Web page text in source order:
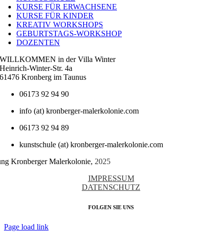
KURSE FÜR ERWACHSENE
KURSE FÜR KINDER
KREATIV WORKSHOPS
GEBURTSTAGS-WORKSHOP
DOZENTEN
WILLKOMMEN in der Villa Winter
Heinrich-Winter-Str. 4a
61476 Kronberg im Taunus
06173 92 94 90
info (at) kronberger-malerkolonie.com
06173 92 94 89
kunstschule (at) kronberger-malerkolonie.com
Kronberger Malerkolonie, 2025
IMPRESSUM
DATENSCHUTZ
FOLGEN SIE UNS
Page load link